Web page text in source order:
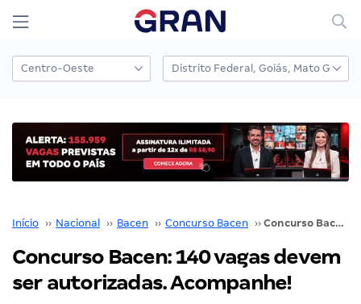
Início ›› Nacional ›› Bacen ›› Concurso Bacen ›› Concurso Bacen: 140 vagas devem ser autorizadas. Acompanhe!
Concurso Bacen: 140 vagas devem
ser autorizadas. Acompanhe!